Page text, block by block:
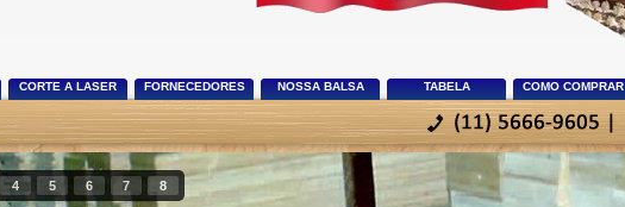
CORTE A LASER FORNECEDORES NOSSA BALSA TABELA COMO COMPRAR
4 5 6 7 8